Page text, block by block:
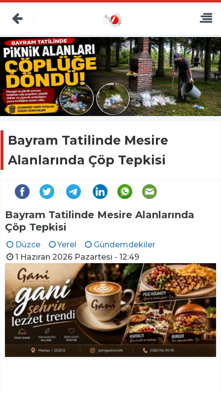
Bayram Tatilinde Mesire
Alanlarında Çöp Tepkisi
Bayram Tatilinde Mesire Alanlarında
Çöp Tepkisi
Düzce Yerel
Gündemdekiler
1 Haziran 2026 Pazartesi - 12:49